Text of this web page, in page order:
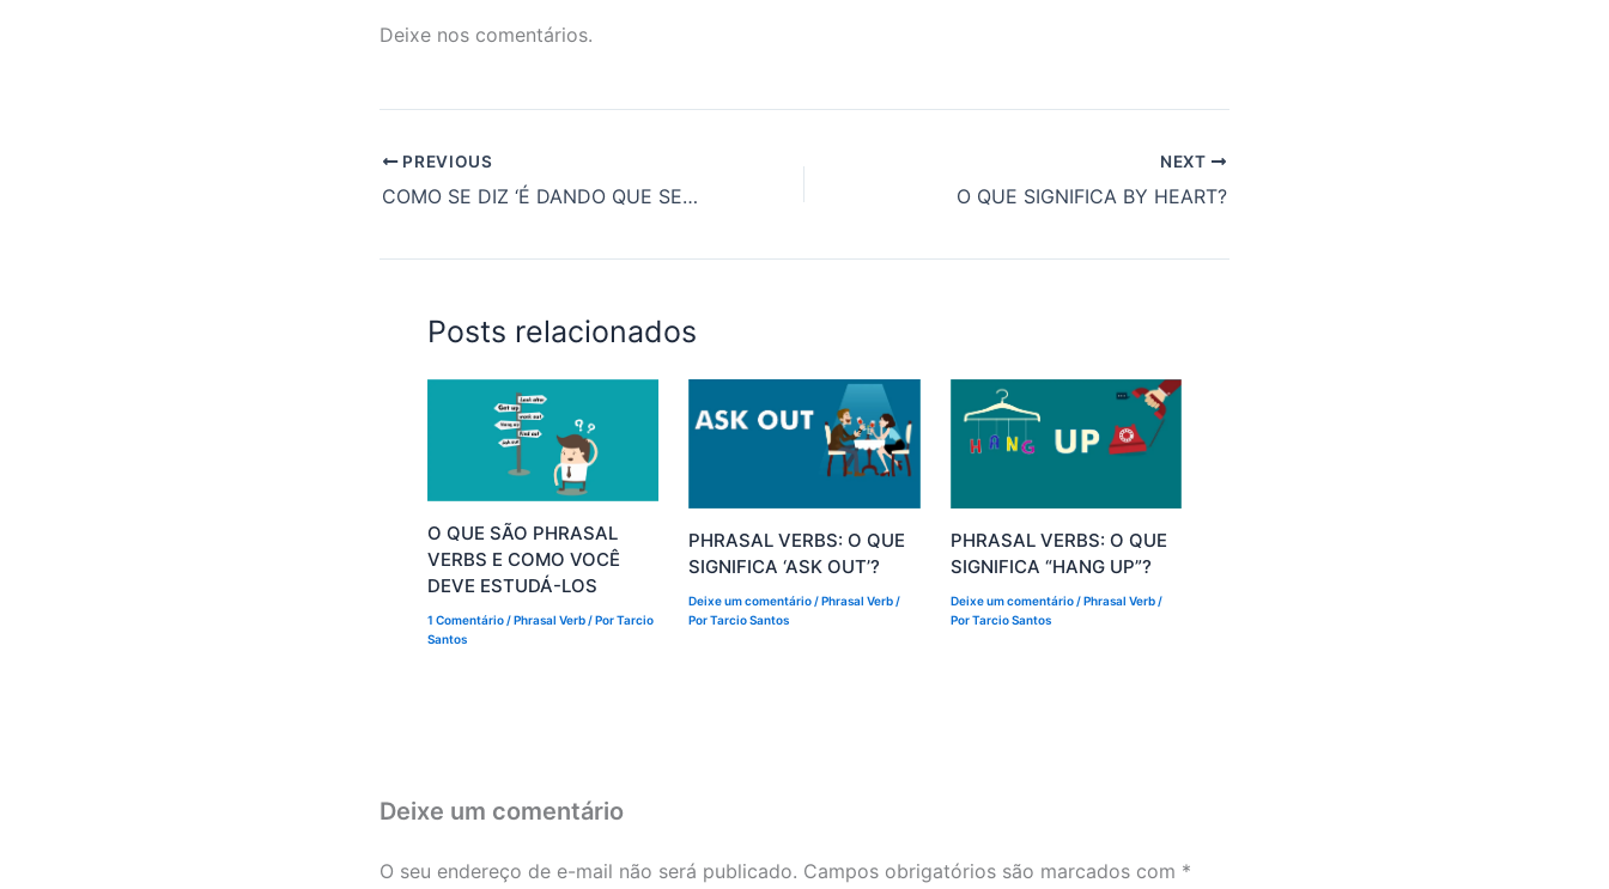
Deixe nos comentários.
PREVIOUS
COMO SE DIZ ‘É DANDO QUE SE RECEBE’ EM INGLÊS?
NEXT
O QUE SIGNIFICA BY HEART?
Posts relacionados
O QUE SÃO PHRASAL
VERBS E COMO VOCÊ
DEVE ESTUDÁ-LOS
1 Comentário/Phrasal Verb/ PorTarcio
Santos
PHRASAL VERBS: O QUE
SIGNIFICA ‘ASK OUT’?
Deixe um comentário/Phrasal Verb/
PorTarcio Santos
PHRASAL VERBS: O QUE
SIGNIFICA “HANG UP”?
Deixe um comentário/Phrasal Verb/
PorTarcio Santos
Deixe um comentário
O seu endereço de e-mail não será publicado. Campos obrigatórios são marcados com *